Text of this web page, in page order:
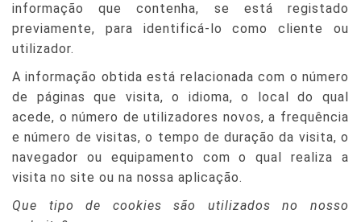
informação que contenha, se está registado
previamente, para identificá-lo como cliente ou
utilizador.
A informação obtida está relacionada com o número
de páginas que visita, o idioma, o local do qual
acede, o número de utilizadores novos, a frequência
e número de visitas, o tempo de duração da visita, o
navegador ou equipamento com o qual realiza a
visita no site ou na nossa aplicação.
Que tipo de cookies são utilizados no nosso